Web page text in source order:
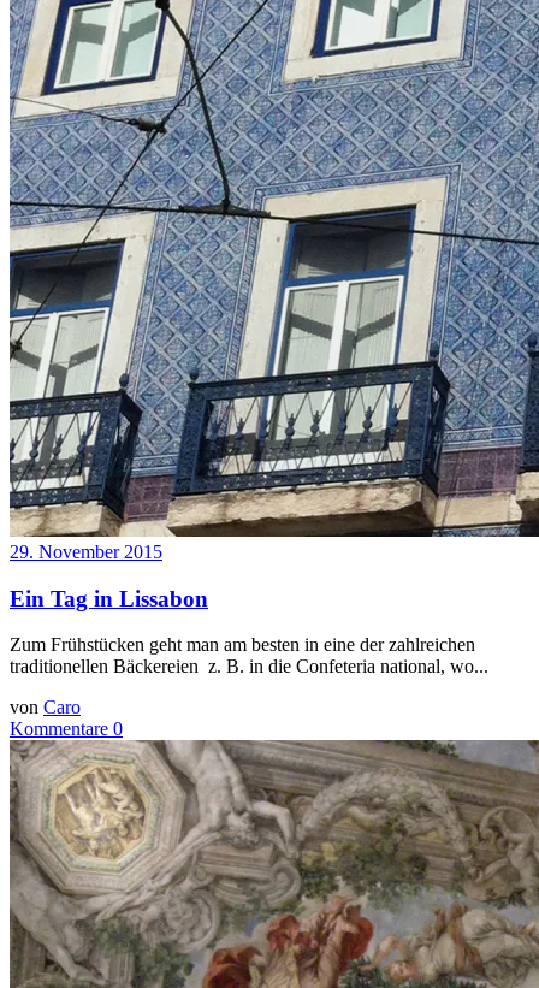
29. November 2015
Ein Tag in Lissabon
Zum Frühstücken geht man am besten in eine der zahlreichen
traditionellen Bäckereien z. B. in die Confeteria national, wo...
von Caro
Kommentare 0